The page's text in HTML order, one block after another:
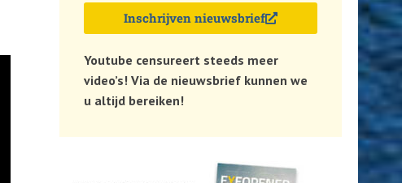
Inschrijven nieuwsbrief
Youtube censureert steeds meer
video’s! Via de nieuwsbrief kunnen we
u altijd bereiken!